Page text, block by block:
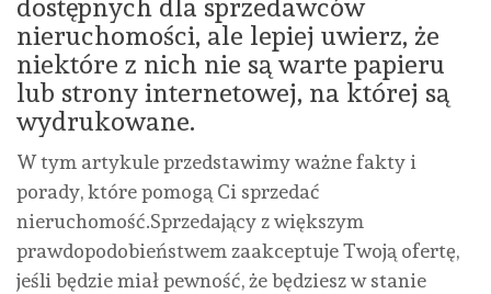
dostępnych dla sprzedawców
nieruchomości, ale lepiej uwierz, że
niektóre z nich nie są warte papieru
lub strony internetowej, na której są
wydrukowane.
W tym artykule przedstawimy ważne fakty i
porady, które pomogą Ci sprzedać
nieruchomość.Sprzedający z większym
prawdopodobieństwem zaakceptuje Twoją ofertę,
jeśli będzie miał pewność, że będziesz w stanie